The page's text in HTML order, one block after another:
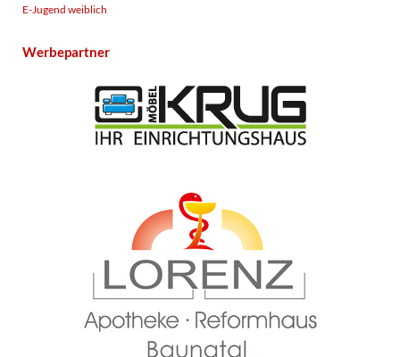
E-Jugend weiblich
Werbepartner